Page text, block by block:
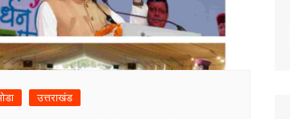
उत्तराखंड